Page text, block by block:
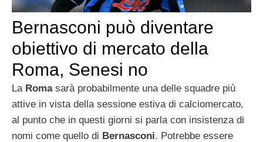
Bernasconi può diventare
obiettivo di mercato della
Roma, Senesi no
La Romasarà probabilmente una delle squadre più
attive in vista della sessione estiva di calciomercato,
al punto che in questi giorni si parla con insistenza di
nomi come quello di Bernasconi. Potrebbe essere